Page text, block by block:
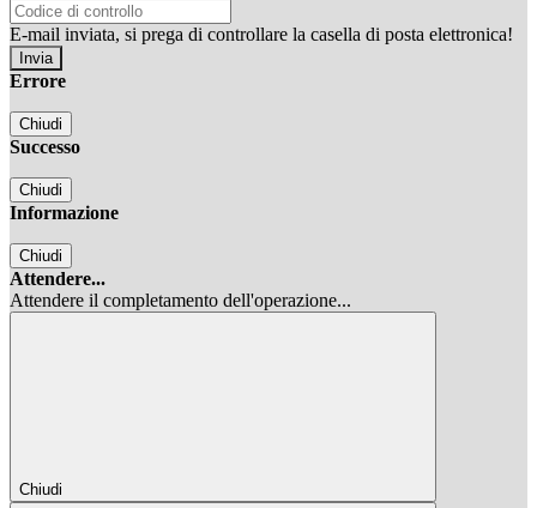
E-mail inviata, si prega di controllare la casella di posta elettronica!
Errore
Chiudi
Successo
Chiudi
Informazione
Chiudi
Attendere...
Attendere il completamento dell'operazione...
Chiudi